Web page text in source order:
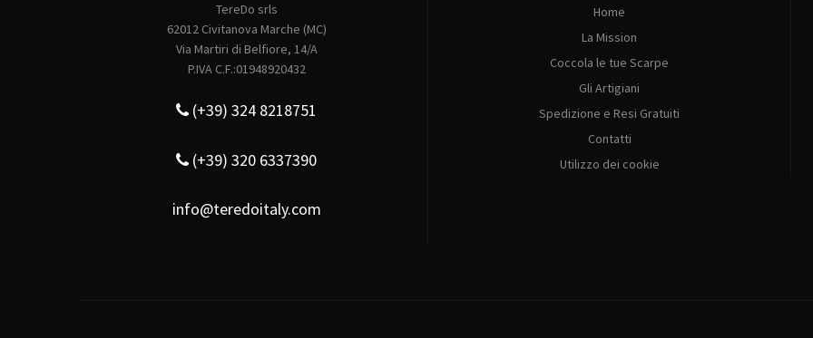
TereDo srls
62012 Civitanova Marche (MC)
Via Martiri di Belfiore, 14/A
P.IVA C.F.:01948920432
(+39) 324 8218751
(+39) 320 6337390
info@teredoitaly.com
Home
La Mission
Coccola le tue Scarpe
Gli Artigiani
Spedizione e Resi Gratuiti
Contatti
Utilizzo dei cookie